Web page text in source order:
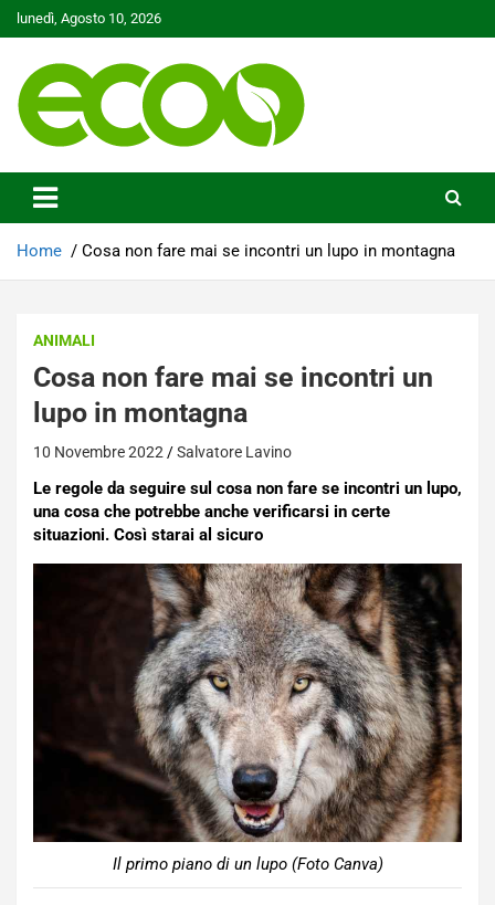
Skip
to
lunedì, Agosto 10, 2026
Ecoo.it
Home Cosa non fare mai se incontri un lupo in montagna
ANIMALI
Cosa non fare mai se incontri un
lupo in montagna
10 Novembre 2022 Salvatore Lavino
Le regole da seguire sul cosa non fare se incontri un lupo,
una cosa che potrebbe anche verificarsi in certe
situazioni. Così starai al sicuro
Il primo piano di un lupo (Foto Canva)